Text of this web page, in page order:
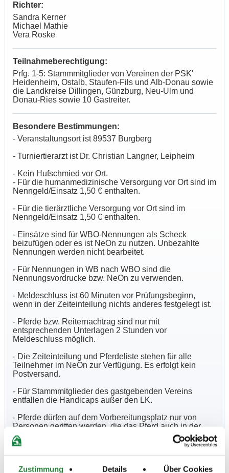
Zustimmung Details Über Cookies
Richter:
Sandra Kerner
Michael Mathie
Vera Roske
Teilnahmeberechtigung:
Prfg. 1-5: Stammmitglieder von Vereinen der PSK'
Heidenheim, Ostalb, Staufen-Fils und Alb-Donau sowie
die Landkreise Dillingen, Günzburg, Neu-Ulm und
Donau-Ries sowie 10 Gastreiter.
Besondere Bestimmungen:
- Veranstaltungsort ist 89537 Burgberg
- Turniertierarzt ist Dr. Christian Langner, Leipheim
- Kein Hufschmied vor Ort.
- Für die humanmedizinische Versorgung vor Ort sind im
Nenngeld/Einsatz 1,50 € enthalten.
- Für die tierärztliche Versorgung vor Ort sind im
Nenngeld/Einsatz 1,50 € enthalten.
- Einsätze sind für WBO-Nennungen als Scheck
beizufügen oder es ist NeOn zu nutzen. Unbezahlte
Nennungen werden nicht bearbeitet.
- Für Nennungen in WB nach WBO sind die
Nennungsvordrucke bzw. NeOn zu verwenden.
- Meldeschluss ist 60 Minuten vor Prüfungsbeginn,
wenn in der Zeiteinteilung nichts anderes festgelegt ist.
- Pferde bzw. Reiternachtrag sind nur mit
entsprechenden Unterlagen 2 Stunden vor
Meldeschluss möglich.
- Die Zeiteinteilung und Pferdeliste stehen für alle
Teilnehmer im NeOn zur Verfügung. Es erfolgt kein
Postversand.
- Für Stammmitglieder des gastgebenden Vereins
entfallen die Handicaps außer den LK.
- Pferde dürfen auf dem Vorbereitungsplatz nur von
Personen geritten werden, die das Pferd auch in der
jeweiligen Prüfung reiten.
Hundebesitzer für sämtliche Schäden, z. B. auch